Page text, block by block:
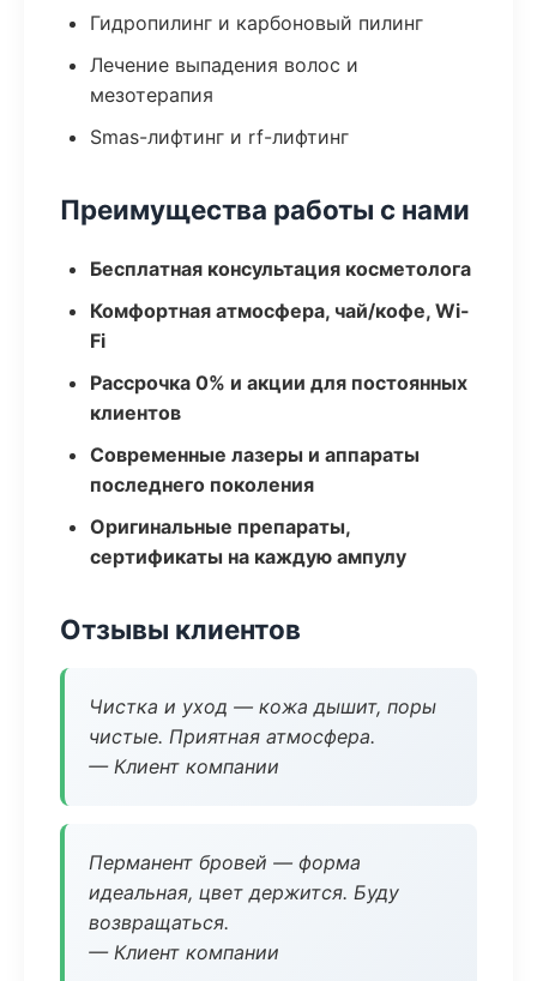
Гидропилинг и карбоновый пилинг
Лечение выпадения волос и
мезотерапия
Smas-лифтинг и rf-лифтинг
Преимущества работы с нами
Бесплатная консультация косметолога
Комфортная атмосфера, чай/кофе, Wi-
Fi
Рассрочка 0% и акции для постоянных
клиентов
Современные лазеры и аппараты
последнего поколения
Оригинальные препараты,
сертификаты на каждую ампулу
Отзывы клиентов
Чистка и уход — кожа дышит, поры
чистые. Приятная атмосфера.
— Клиент компании
Перманент бровей — форма
идеальная, цвет держится. Буду
возвращаться.
— Клиент компании